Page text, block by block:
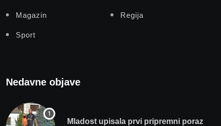
Magazin Regija
Sport
Nedavne objave
Mladost upisala prvi pripremni poraz